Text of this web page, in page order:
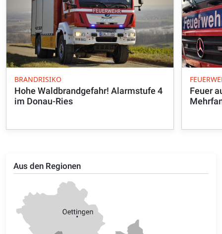
Aus den Regionen
BRANDRISIKO
Hohe Waldbrandgefahr! Alarmstufe 4
im Donau-Ries
Feuer